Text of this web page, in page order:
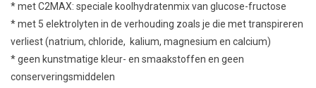
* met C2MAX: speciale koolhydratenmix van glucose-fructose
* met 5 elektrolyten in de verhouding zoals je die met transpireren
verliest (natrium, chloride, kalium, magnesium en calcium)
* geen kunstmatige kleur- en smaakstoffen en geen
conserveringsmiddelen